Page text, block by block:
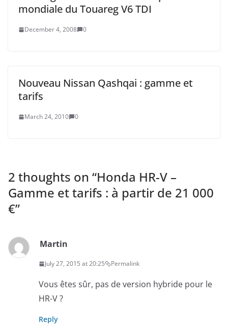
mondiale du Touareg V6 TDI
December 4, 2008 0
Nouveau Nissan Qashqai : gamme et
tarifs
March 24, 2010 0
2 thoughts on “Honda HR-V –
Gamme et tarifs : à partir de 21 000
€”
Martin
July 27, 2015 at 20:25 Permalink
Vous êtes sûr, pas de version hybride pour le
HR-V ?
Reply